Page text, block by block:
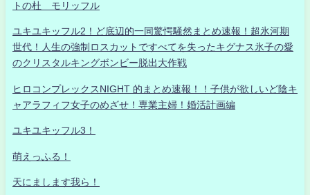
トの杜 モリッフル
ユキユキッフル2！ど底辺的一同驚愕騒然まとめ速報！超氷河期
世代！人生の強制ロスカットですべてを失ったキグナス氷子の愛
のクリスタルキングボンビー脱出大作戦
ヒロコンプレックスNIGHT 的まとめ速報！！子供が欲しいど陰キ
ャアラフィフ女子のめざせ！専業主婦！婚活計画編
ユキユキッフル3！
萌えっふる！
天にまします我ら！